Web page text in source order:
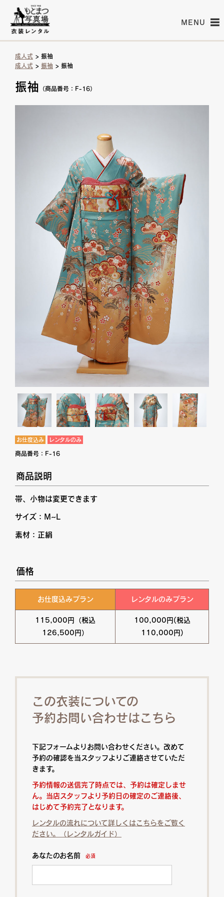
MENU
成人式 > 振袖
成人式 > 振袖 > 振袖
振袖 （商品番号：F-16）
お仕度込み レンタルのみ
商品番号： F-16
商品説明
帯、小物は変更できます
サイズ：M~L
素材：正絹
価格
お仕度込みプラン
115,000円（税込
126,500円）
レンタルのみプラン
100,000円(税込
110,000円)
この衣装についての
予約お問い合わせはこちら
下記フォームよりお問い合わせください。改めて
予約の確認を当スタッフよりご連絡させていただ
きます。
予約情報の送信完了時点では、予約は確定しませ
ん。当店スタッフより予約日の確定のご連絡後、
はじめて予約完了となります。
レンタルの流れについて詳しくはこちらをご覧く
ださい。（レンタルガイド）
あなたのお名前 必須